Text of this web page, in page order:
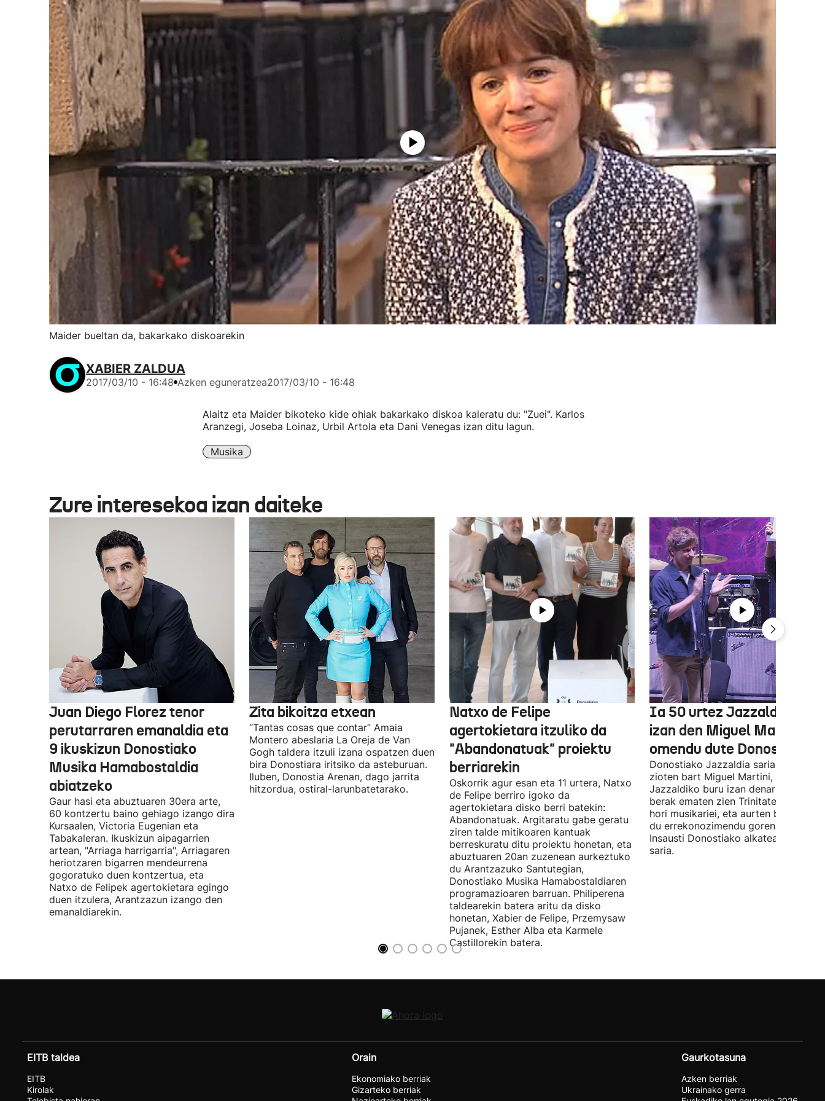
Maider bueltan da, bakarkako diskoarekin
XABIER ZALDUA
2017/03/10 - 16:48 Azken eguneratzea2017/03/10 - 16:48
Alaitz eta Maider bikoteko kide ohiak bakarkako diskoa kaleratu du: "Zuei". Karlos
Aranzegi, Joseba Loinaz, Urbil Artola eta Dani Venegas izan ditu lagun.
Musika
Zure interesekoa izan daiteke
Juan Diego Florez tenor
perutarraren emanaldia eta
9 ikuskizun Donostiako
Musika Hamabostaldia
abiatzeko
Gaur hasi eta abuztuaren 30era arte,
60 kontzertu baino gehiago izango dira
Kursaalen, Victoria Eugenian eta
Tabakaleran. Ikuskizun aipagarrien
artean, "Arriaga harrigarria", Arriagaren
heriotzaren bigarren mendeurrena
gogoratuko duen kontzertua, eta
Natxo de Felipek agertokietara egingo
duen itzulera, Arantzazun izango den
emanaldiarekin.
Zita bikoitza etxean
“Tantas cosas que contar” Amaia
Montero abeslaria La Oreja de Van
Gogh taldera itzuli izana ospatzen duen
bira Donostiara iritsiko da asteburuan.
Iluben, Donostia Arenan, dago jarrita
hitzordua, ostiral-larunbatetarako.
Natxo de Felipe
agertokietara itzuliko da
"Abandonatuak" proiektu
berriarekin
Oskorrik agur esan eta 11 urtera, Natxo
de Felipe berriro igoko da
agertokietara disko berri batekin:
Abandonatuak. Argitaratu gabe geratu
ziren talde mitikoaren kantuak
berreskuratu ditu proiektu honetan, eta
abuztuaren 20an zuzenean aurkeztuko
du Arantzazuko Santutegian,
Donostiako Musika Hamabostaldiaren
programazioaren barruan. Philiperena
taldearekin batera aritu da disko
honetan, Xabier de Felipe, Przemysaw
Pujanek, Esther Alba eta Karmele
Castillorekin batera.
Ia 50 urtez Jazzaldiko
izan den Miguel Martin
omendu dute Donostian
Donostiako Jazzaldia saria eman
zioten bart Miguel Martini, ia 50
Jazzaldiko buru izan denari. Orain
berak ematen zien Trinitate Plazan
hori musikariei, eta aurten berak jaso
du errekonozimendu gorena. Jon
Insausti Donostiako alkateak eman
saria.
EITB taldea
EITB
Kirolak
Orain
Ekonomiako berriak
Gizarteko berriak
Gaurkotasuna
Azken berriak
Ukrainako gerra